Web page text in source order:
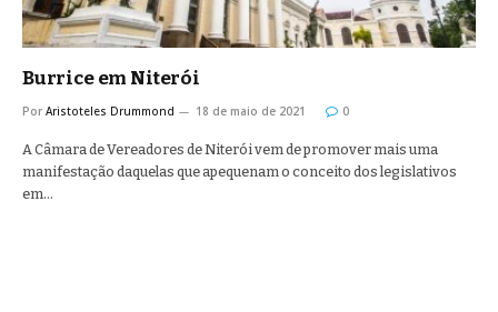
Burrice em Niterói
Por Aristoteles Drummond 18 de maio de 2021 0
A Câmara de Vereadores de Niterói vem de promover mais uma
manifestação daquelas que apequenam o conceito dos legislativos
em…